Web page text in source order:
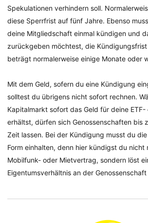
Spekulationen verhindern soll.
diese Sperrfrist auf fünf Jahre. Ebenso
deine Mitgliedschaft einmal kündigen und
zurückgeben möchtest, die
beträgt normalerweise einige Monate oder
Mit dem Geld, sofern du eine Kündigung
solltest du übrigens nicht sofort rechnen.
Kapitalmarkt sofort das Geld für deine
erhältst, dürfen sich Genossenschaften bis
Zeit lassen. Bei der Kündigung musst du
Form einhalten, denn hier kündigst du nicht
Mobilfunk- oder Mietvertrag, sondern löst
Eigentumsverhältnis an der Genossenschaft